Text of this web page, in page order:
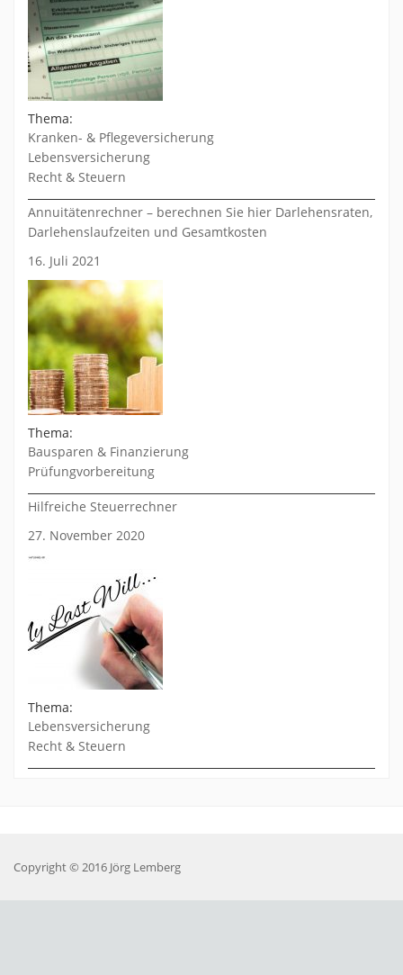
Thema:
Kranken- & Pflegeversicherung
Lebensversicherung
Recht & Steuern
Annuitätenrechner – berechnen Sie hier Darlehensraten,
Darlehenslaufzeiten und Gesamtkosten
16. Juli 2021
Thema:
Bausparen & Finanzierung
Prüfungvorbereitung
Hilfreiche Steuerrechner
27. November 2020
Thema:
Lebensversicherung
Recht & Steuern
Copyright © 2016 Jörg Lemberg